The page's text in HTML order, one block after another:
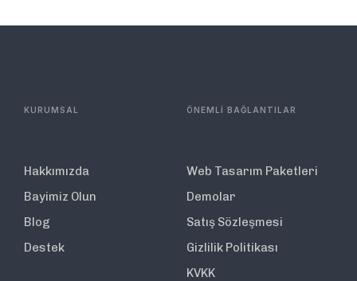
KURUMSAL
Hakkımızda
Bayimiz Olun
Blog
Destek
ÖNEMLİ BAĞLANTILAR
Web Tasarım Paketleri
Demolar
Satış Sözleşmesi
Gizlilik Politikası
KVKK